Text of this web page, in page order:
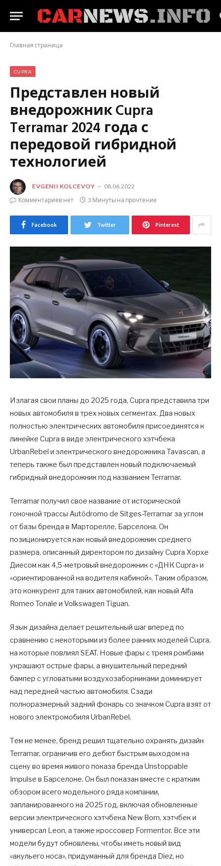
Главная страница
CUPRA
Представлен новый
внедорожник Cupra
Terramar 2024 года с
передовой гибридной
технологией
EVGENII KOLCEVOY
08.06.2022
Комментариев нет
3 Минуты на прочтение
Facebook Twitter Pinterest
Излагая свои планы до 2025 года, Cupra представила три
новых автомобиля в трех новых сегментах. Два новых
полностью электрических автомобиля присоединятся к
линейке Cupra в виде электрического хэтчбека
UrbanRebel и электрического внедорожника Tavascan, а
теперь также был представлен новый подключаемый
гибридный внедорожник под названием Terramar.
Terramar получил свое название от исторической
гоночной трассы Autódromo de Sitges-Terramar за углом
от базы бренда в Марторелле, Барселона. Он
позиционируется как новый внедорожник среднего
размера, описанный директором по дизайну Cupra Хорхе
Диесом как 4,5-метровый внедорожник с «ДНК Cupra» и
«ориентированной на водителя кабиной». Таким образом,
это конкурент для таких автомобилей, как новый Alfa
Romeo Tonale и Volkswagen Tiguan.
Язык дизайна делает решительный шаг вперед по
сравнению с некоторыми из более ранних моделей Cupra,
на которые повлиял SEAT. Новые фары с тремя ромбами
украшают острые фары, а внушительный передний
бампер с угловатыми воздухозаборниками доминирует
над передней частью автомобиля. Сзади
полноразмерный задний фонарь со значком Cupra взят от
нового электромобиля UrbanRebel.
Тем не менее, бренд решил тщательно охранять дизайн
Terramar, ограничив его дебют быстрым выходом на
сцену во время живого показа бренда Unstoppable
Impulse в Барселоне. Он был показан вместе с кратким
обзором всего модельного ряда компании,
запланированного на 2025 год, включая обновленные
версии электрического хэтчбека New Born, хэтчбек и
универсал Leon, а также кроссовер Formentor. Все эти
модели будут обновлены, чтобы иметь новый вид
«акульего носа», придуманный для бренда Diez, но